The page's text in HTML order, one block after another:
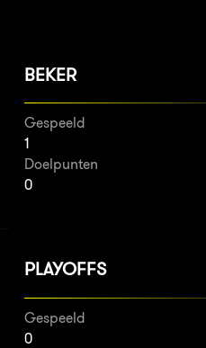
BEKER
Gespeeld
1
Doelpunten
0
PLAYOFFS
Gespeeld
0